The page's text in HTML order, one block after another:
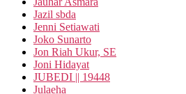
Jazil sbda
Jenni Setiawati
Joko Sunarto
Jon Riah Ukur, SE
Joni Hidayat
JUBEDI || 19448
Julaeha